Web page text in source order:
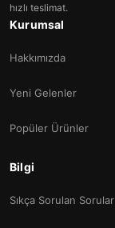
hızlı teslimat.
Kurumsal
Hakkımızda
Yeni Gelenler
Popüler Ürünler
Bilgi
Sıkça Sorulan Sorular